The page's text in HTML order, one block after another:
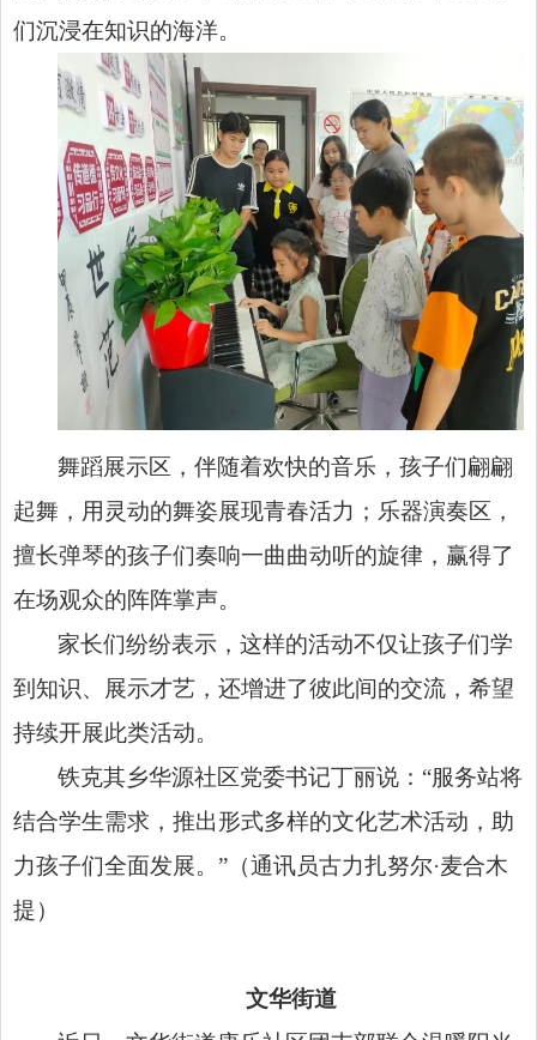
们沉浸在知识的海洋。
舞蹈展示区，伴随着欢快的音乐，孩子们翩翩
起舞，用灵动的舞姿展现青春活力；乐器演奏区，
擅长弹琴的孩子们奏响一曲曲动听的旋律，赢得了
在场观众的阵阵掌声。
家长们纷纷表示，这样的活动不仅让孩子们学
到知识、展示才艺，还增进了彼此间的交流，希望
持续开展此类活动。
铁克其乡华源社区党委书记丁丽说：“服务站将
结合学生需求，推出形式多样的文化艺术活动，助
力孩子们全面发展。”（通讯员古力扎努尔·麦合木
提）
文华街道